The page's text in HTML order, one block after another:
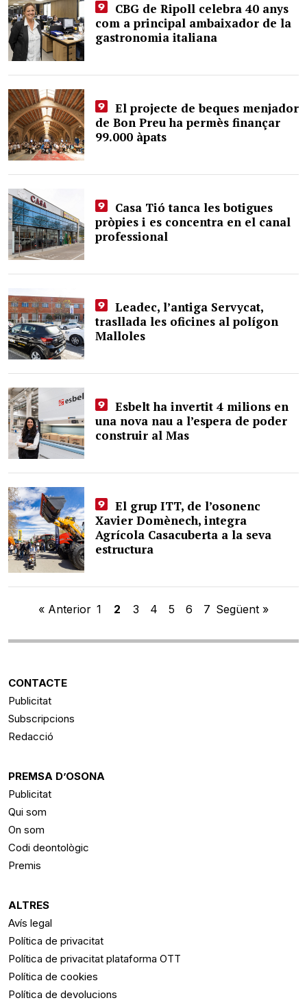
CBG de Ripoll celebra 40 anys
com a principal ambaixador de la
gastronomia italiana
El projecte de beques menjador
de Bon Preu ha permès finançar
99.000 àpats
Casa Tió tanca les botigues
pròpies i es concentra en el canal
professional
Leadec, l’antiga Servycat,
trasllada les oficines al polígon
Malloles
Esbelt ha invertit 4 milions en
una nova nau a l’espera de poder
construir al Mas
El grup ITT, de l’osonenc
Xavier Domènech, integra
Agrícola Casacuberta a la seva
estructura
« Anterior 1 2 3 4 5 6 7 Següent »
CONTACTE
Publicitat
Subscripcions
Redacció
PREMSA D’OSONA
Publicitat
Qui som
On som
Codi deontològic
Premis
ALTRES
Avís legal
Política de privacitat
Política de privacitat plataforma OTT
Política de cookies
Política de devolucions